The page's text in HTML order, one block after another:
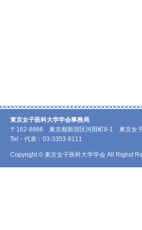
東京女子医科大学学会事務局
〒162-8666 東京都新宿区河田町8-1 東京女
Tel・代表：03-3353-8111
Copyright © 東京女子医科大学学会 All Righst